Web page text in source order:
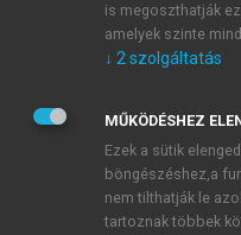
Kérek értesítést a
Kérek értesítést az
Adatkezelési
veszem és elfogadom.
Általános vásárlási
mersz.huoldalak
tudomásul veszem és
is megoszthatják
amelyek szinte
↓ 2 szolgáltatás
MŰKÖDÉSHEZ
Ezek a sütik
böngészéshez,a
nem tilthatják le
tartoznak többek